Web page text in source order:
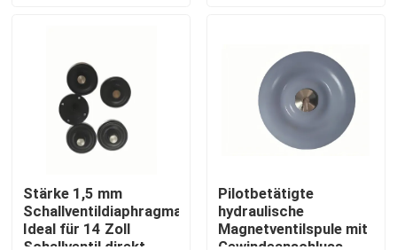
Zu Hause
Produkte
Über uns
Stärke 1,5 mm
Schallventildiaphragma
Ideal für 14 Zoll
Pilotbetätigte
hydraulische
Magnetventilspule mit